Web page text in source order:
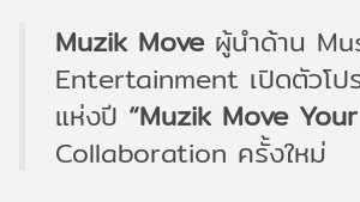
Muzik Moveผู้นำด้าน
Entertainment เปิดตัวโป
แห่งปี “Muzik Move
Collaboration ครั้งใหม่